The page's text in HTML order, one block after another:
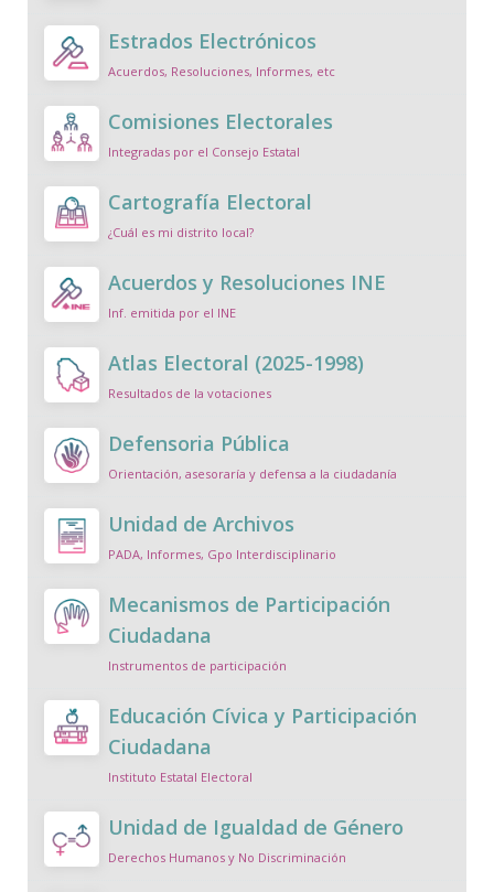
Estrados Electrónicos
Acuerdos, Resoluciones, Informes, etc
Comisiones Electorales
Integradas por el Consejo Estatal
Cartografía Electoral
¿Cuál es mi distrito local?
Acuerdos y Resoluciones INE
Inf. emitida por el INE
Atlas Electoral (2025-1998)
Resultados de la votaciones
Defensoria Pública
Orientación, asesoraría y defensa a la ciudadanía
Unidad de Archivos
PADA, Informes, Gpo Interdisciplinario
Mecanismos de Participación
Ciudadana
Instrumentos de participación
Educación Cívica y Participación
Ciudadana
Instituto Estatal Electoral
Unidad de Igualdad de Género
Derechos Humanos y No Discriminación